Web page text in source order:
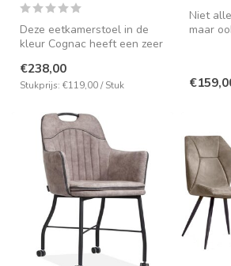
Deze eetkamerstoel in de
kleur Cognac heeft een zeer
€238,00
Stukprijs: €119,00 / Stuk
Niet
maar